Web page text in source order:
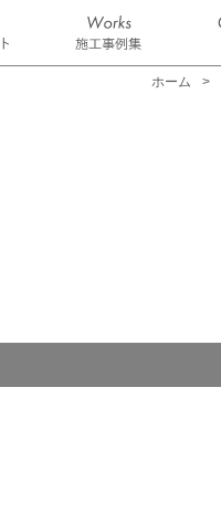
ホーム